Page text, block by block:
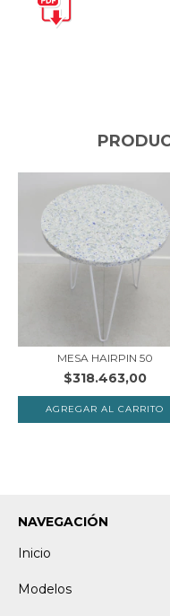
MESA HAIRPIN 50
$318.463,00
AGREGAR AL CARRITO
NAVEGACIÓN
Inicio
Modelos